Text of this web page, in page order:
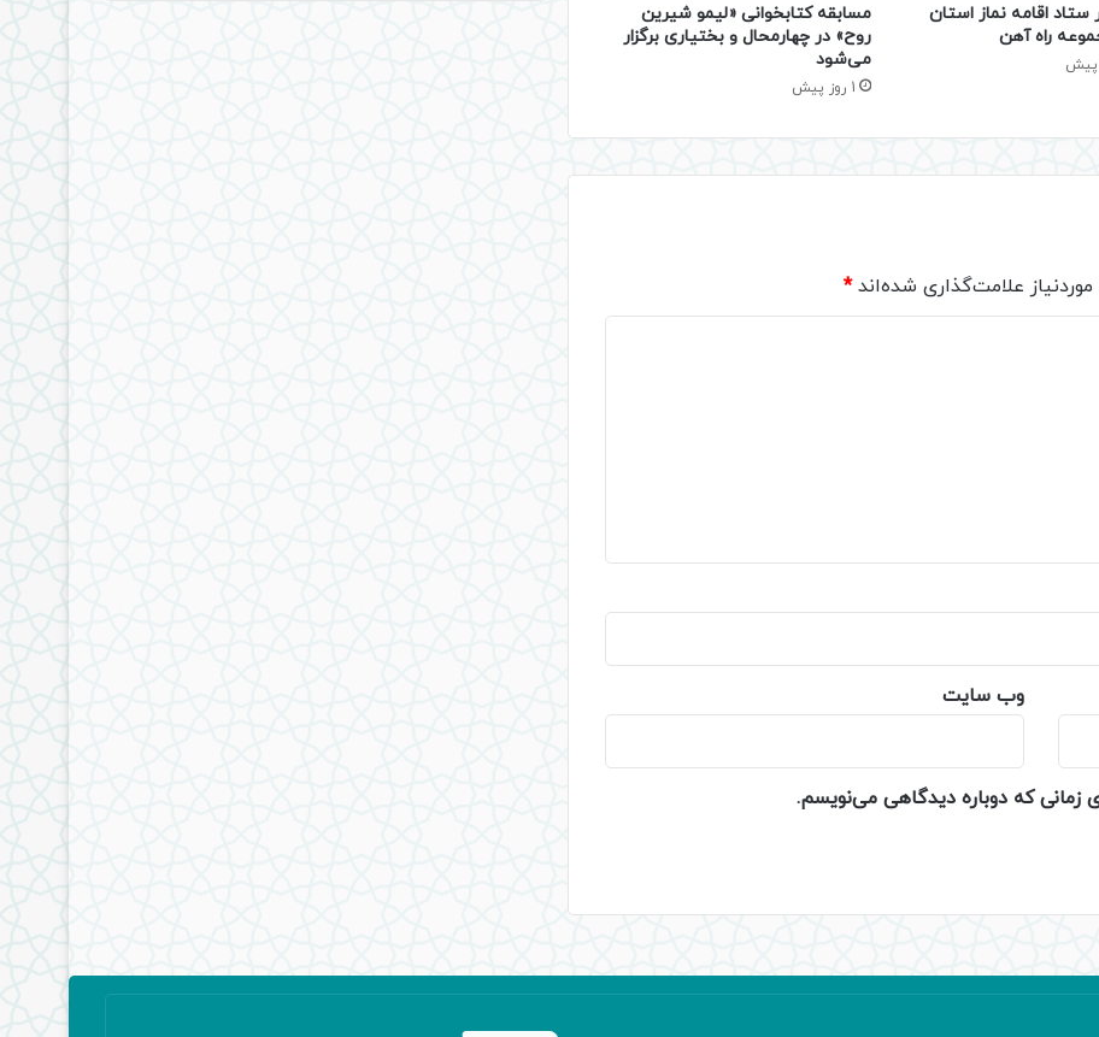
ستاد اقامه نماز استان
راه آهن
مسابقه کتابخوانی «لیمو شیرین
روح» در چهارمحال و بختیاری برگزار
می‌شود
1 روز پیش
علامت‌گذاری شده‌اند*
وب‌ سایت
زمانی که دوباره دیدگاهی می‌نویسم.